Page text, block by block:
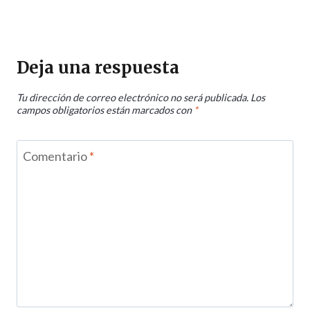
Deja una respuesta
Tu dirección de correo electrónico no será publicada. Los
campos obligatorios están marcados con *
Comentario*